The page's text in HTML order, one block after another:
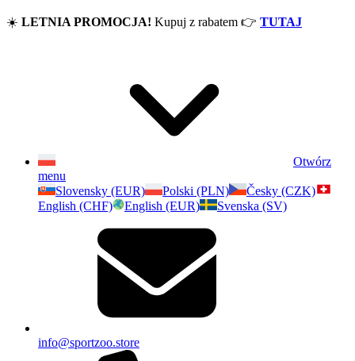
☀️ LETNIA PROMOCJA! Kupuj z rabatem 👉 TUTAJ
Otwórz
menu
Slovensky (EUR)
Polski (PLN)
Česky (CZK)
English (CHF)
English (EUR) Svenska (SV)
info@sportzoo.store